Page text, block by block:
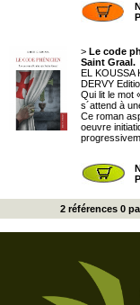
> Le code
Saint Graal.
EL KOUSSA
DERVY
Qui lit le mot
s´attend à
Ce roman
oeuvre
2 références 0